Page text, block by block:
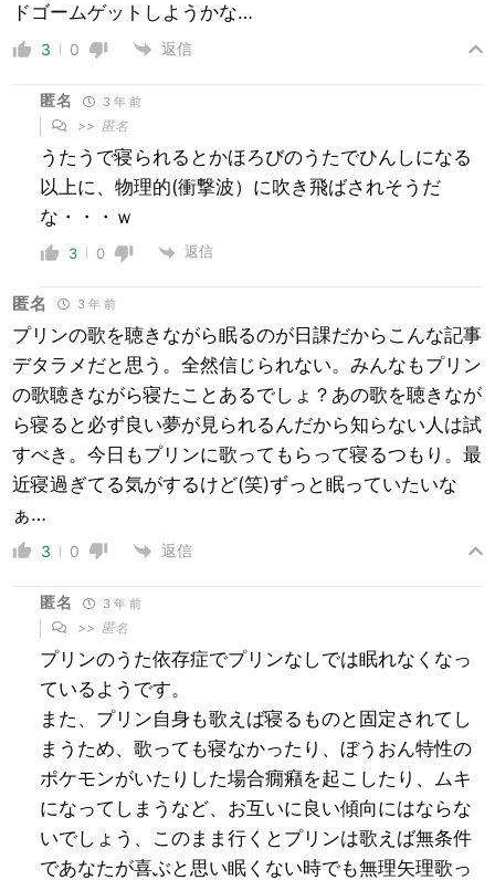
ドゴームゲットしようかな…
3 0 返信
匿名 3 年 前
>> 匿名
うたうで寝られるとかほろびのうたでひんしになる
以上に、物理的(衝撃波）に吹き飛ばされそうだ
な・・・ｗ
3 0 返信
匿名 3 年 前
プリンの歌を聴きながら眠るのが日課だからこんな記事
デタラメだと思う。全然信じられない。みんなもプリン
の歌聴きながら寝たことあるでしょ？あの歌を聴きなが
ら寝ると必ず良い夢が見られるんだから知らない人は試
すべき。今日もプリンに歌ってもらって寝るつもり。最
近寝過ぎてる気がするけど(笑)ずっと眠っていたいな
ぁ…
3 0 返信
匿名 3 年 前
>> 匿名
プリンのうた依存症でプリンなしでは眠れなくなっ
ているようです。
また、プリン自身も歌えば寝るものと固定されてし
まうため、歌っても寝なかったり、ぼうおん特性の
ポケモンがいたりした場合癇癪を起こしたり、ムキ
になってしまうなど、お互いに良い傾向にはならな
いでしょう、このまま行くとプリンは歌えば無条件
であなたが喜ぶと思い眠くない時でも無理矢理歌っ